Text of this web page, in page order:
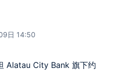
日 14:50
Alatau City Bank 旗下约